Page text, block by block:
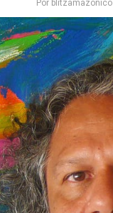
Por blitzamazonico